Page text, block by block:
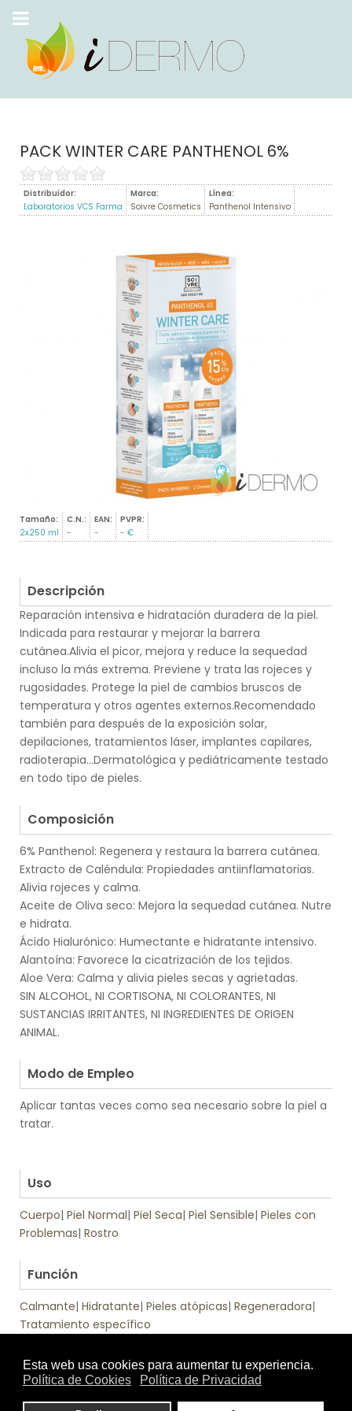
PACK WINTER CARE PANTHENOL 6%
Distribuidor:
Laboratorios VCS Farma
Marca:
Soivre Cosmetics
Línea:
Panthenol Intensivo
Tamaño:
2x250 ml
C.N.:
-
EAN:
-
PVPR:
- €
Descripción
Reparación intensiva e hidratación duradera de la piel.
Indicada para restaurar y mejorar la barrera
cutánea.Alivia el picor, mejora y reduce la sequedad
incluso la más extrema. Previene y trata las rojeces y
rugosidades. Protege la piel de cambios bruscos de
temperatura y otros agentes externos.Recomendado
también para después de la exposición solar,
depilaciones, tratamientos láser, implantes capilares,
radioterapia…Dermatológica y pediátricamente testado
en todo tipo de pieles.
Composición
6% Panthenol: Regenera y restaura la barrera cutánea.
Extracto de Caléndula: Propiedades antiinflamatorias.
Alivia rojeces y calma.
Aceite de Oliva seco: Mejora la sequedad cutánea. Nutre
e hidrata.
Ácido Hialurónico: Humectante e hidratante intensivo.
Alantoína: Favorece la cicatrización de los tejidos.
Aloe Vera: Calma y alivia pieles secas y agrietadas.
SIN ALCOHOL, NI CORTISONA, NI COLORANTES, NI
SUSTANCIAS IRRITANTES, NI INGREDIENTES DE ORIGEN
ANIMAL.
Modo de Empleo
Aplicar tantas veces como sea necesario sobre la piel a
tratar.
Uso
Cuerpo| Piel Normal| Piel Seca| Piel Sensible| Pieles con
Problemas| Rostro
Función
Calmante| Hidratante| Pieles atópicas| Regeneradora|
Tratamiento específico
Textura